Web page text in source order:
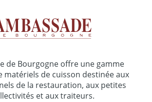
de Bourgogne offre une gamme
matériels de cuisson destinée aux
de la restauration, aux petites
et aux traiteurs.